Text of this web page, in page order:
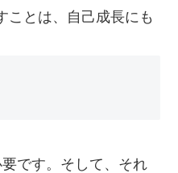
ことは、自己成長にも
です。そして、それ